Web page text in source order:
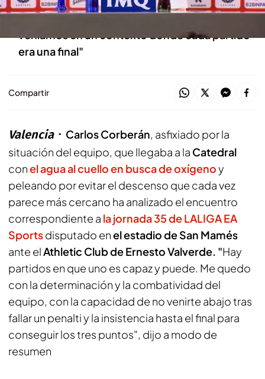
"Nosotros veníamos aquí a vida o muerte,
veníamos en un contexto donde cada partido
era una final"
Compartir
Valencia Carlos Corberán, asfixiado por la
situación del equipo, que llegaba a la Catedral
conel agua al cuello en busca de oxígenoy
peleando por evitar el descenso que cada vez
parece más cercano ha analizado el encuentro
correspondiente a la jornada 35 de LALIGA EA
Sportsdisputado enel estadio de San Mamés
ante elAthletic Club de Ernesto Valverde. "Hay
partidos en que uno es capaz y puede. Me quedo
con la determinación y la combatividad del
equipo, con la capacidad de no venirte abajo tras
fallar un penalti y la insistencia hasta el final para
conseguir los tres puntos", dijo a modo de
resumen